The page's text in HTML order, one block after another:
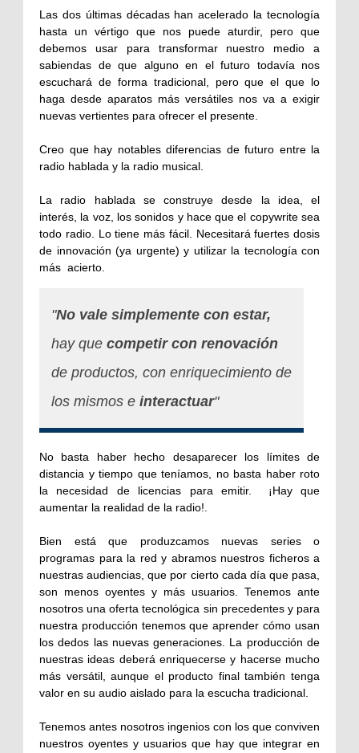
Las dos últimas décadas han acelerado la tecnología
hasta un vértigo que nos puede aturdir, pero que
debemos usar para transformar nuestro medio a
sabiendas de que alguno en el futuro todavía nos
escuchará de forma tradicional, pero que el que lo
haga desde aparatos más versátiles nos va a exigir
nuevas vertientes para ofrecer el presente.
Creo que hay notables diferencias de futuro entre la
radio hablada y la radio musical.
La radio hablada se construye desde la idea, el
interés, la voz, los sonidos y hace que el copywrite sea
todo radio. Lo tiene más fácil. Necesitará fuertes dosis
de innovación (ya urgente) y utilizar la tecnología con
más acierto.
"No vale simplemente con estar,
hay que competir con renovación
de productos, con enriquecimiento de
los mismos e interactuar"
No basta haber hecho desaparecer los límites de
distancia y tiempo que teníamos, no basta haber roto
la necesidad de licencias para emitir. ¡Hay que
aumentar la realidad de la radio!.
Bien está que produzcamos nuevas series o
programas para la red y abramos nuestros ficheros a
nuestras audiencias, que por cierto cada día que pasa,
son menos oyentes y más usuarios. Tenemos ante
nosotros una oferta tecnológica sin precedentes y para
nuestra producción tenemos que aprender cómo usan
los dedos las nuevas generaciones. La producción de
nuestras ideas deberá enriquecerse y hacerse mucho
más versátil, aunque el producto final también tenga
valor en su audio aislado para la escucha tradicional.
Tenemos antes nosotros ingenios con los que conviven
nuestros oyentes y usuarios que hay que integrar en